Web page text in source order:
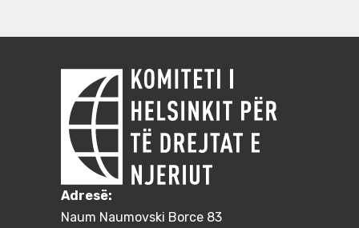
Adresë:
Naum Naumovski Borce 83